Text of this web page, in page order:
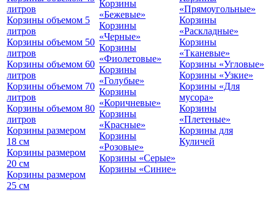
литров
Корзины объемом 5
литров
Корзины объемом 50
литров
Корзины объемом 60
литров
Корзины объемом 70
литров
Корзины объемом 80
литров
Корзины размером
18 см
Корзины размером
20 см
Корзины размером
25 см
Корзины
«Бежевые»
Корзины
«Черные»
Корзины
«Фиолетовые»
Корзины
«Голубые»
Корзины
«Коричневые»
Корзины
«Красные»
Корзины
«Розовые»
Корзины «Серые»
Корзины «Синие»
«Прямоугольные»
Корзины
«Раскладные»
Корзины
«Тканевые»
Корзины «Угловые»
Корзины «Узкие»
Корзины «Для
мусора»
Корзины
«Плетеные»
Корзины для
Куличей